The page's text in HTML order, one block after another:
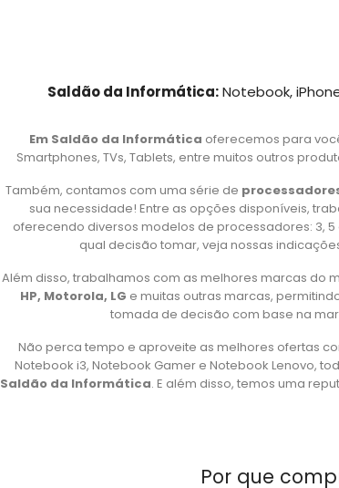
Saldão da Informática:Notebook,
Em Saldão da Informática oferecemos para
Smartphones, TVs, Tablets, entre muitos outros
Também, contamos com uma série de
sua necessidade! Entre as opções disponíveis,
oferecendo diversos modelos de processadores: 3,
qual decisão tomar, veja nossas
Além disso, trabalhamos com as melhores marcas do
HP, Motorola, LG e muitas outras marcas,
tomada de decisão com base na
Não perca tempo e aproveite as melhores ofertas
Notebook i3, Notebook Gamer e Notebook Lenovo,
Saldão da Informática. E além disso, temos uma
Por que